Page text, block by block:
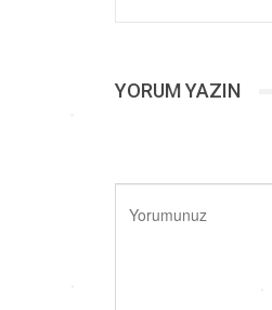
YORUM YAZIN